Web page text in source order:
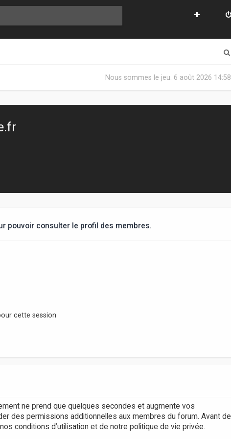
Nous sommes le jeu. 6 août 2026 14:58
pouvoir consulter le profil des membres.
cette session
ne prend que quelques secondes et augmente vos
des permissions additionnelles aux membres du forum. Avant de
conditions d’utilisation et de notre politique de vie privée.